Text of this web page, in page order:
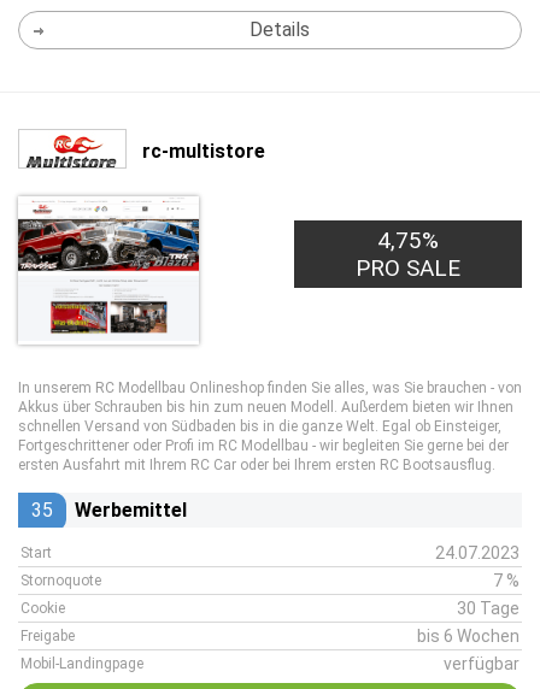
Details
rc-multistore
4,75%
PRO SALE
In unserem RC Modellbau Onlineshop finden Sie alles, was Sie brauchen - von
Akkus über Schrauben bis hin zum neuen Modell. Außerdem bieten wir Ihnen
schnellen Versand von Südbaden bis in die ganze Welt. Egal ob Einsteiger,
Fortgeschrittener oder Profi im RC Modellbau - wir begleiten Sie gerne bei der
ersten Ausfahrt mit Ihrem RC Car oder bei Ihrem ersten RC Bootsausflug.
35 Werbemittel
Start 24.07.2023
Stornoquote 7 %
Cookie 30 Tage
Freigabe bis 6 Wochen
Mobil-Landingpage verfügbar